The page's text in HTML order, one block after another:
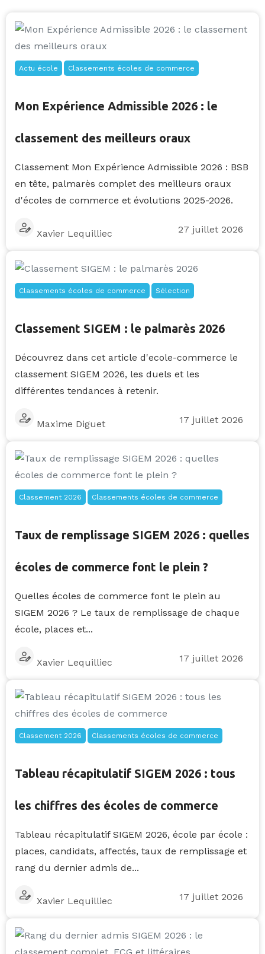
Actu école Classements écoles de commerce
Mon Expérience Admissible 2026 : le
classement des meilleurs oraux
Classement Mon Expérience Admissible 2026 : BSB
en tête, palmarès complet des meilleurs oraux
d'écoles de commerce et évolutions 2025-2026.
Xavier Lequilliec 27 juillet 2026
Classements écoles de commerce Sélection
Classement SIGEM : le palmarès 2026
Découvrez dans cet article d'ecole-commerce le
classement SIGEM 2026, les duels et les
différentes tendances à retenir.
Maxime Diguet 17 juillet 2026
Classement 2026 Classements écoles de commerce
Taux de remplissage SIGEM 2026 : quelles
écoles de commerce font le plein ?
Quelles écoles de commerce font le plein au
SIGEM 2026 ? Le taux de remplissage de chaque
école, places et...
Xavier Lequilliec 17 juillet 2026
Classement 2026 Classements écoles de commerce
Tableau récapitulatif SIGEM 2026 : tous
les chiffres des écoles de commerce
Tableau récapitulatif SIGEM 2026, école par école :
places, candidats, affectés, taux de remplissage et
rang du dernier admis de...
Xavier Lequilliec 17 juillet 2026